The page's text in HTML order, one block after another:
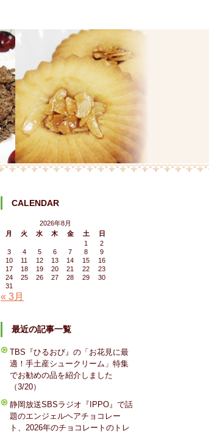
CALENDAR
2026年8月
月
火 水 木 金 土
日
1
2
3
4 5 6 7 8
9
10
11 12 13 14 15
16
17
18 19 20 21 22
23
24
25 26 27 28 29
30
31
« 3月
最近の記事一覧
TBS『ひるおび』の「お花見に最
適！手土産シュークリーム」特集
でお勧めの品を紹介しました
（3/20）
静岡放送SBSラジオ『IPPO』で話
題のエンジェルヘアチョコレー
ト、2026年のチョコレートのトレ